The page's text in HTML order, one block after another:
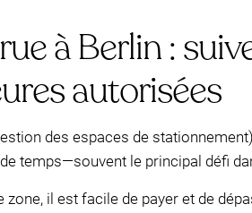
à Berlin :
autorisées
des espaces de
temps—souvent le principal défi
zone, il est facile de payer et de